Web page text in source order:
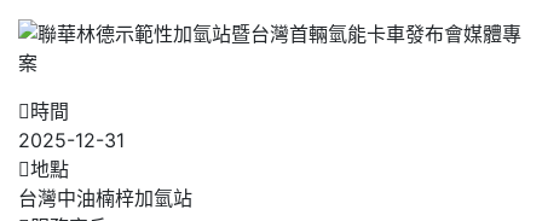
時間
2025-12-31
地點
台灣中油楠梓加氫站